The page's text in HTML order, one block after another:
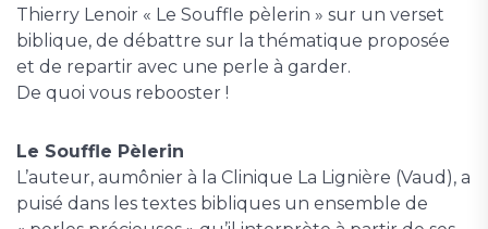
Thierry Lenoir « Le Souffle pèlerin » sur un verset
biblique, de débattre sur la thématique proposée
et de repartir avec une perle à garder.
De quoi vous rebooster !
Le Souffle Pèlerin
L’auteur, aumônier à la Clinique La Lignière (Vaud), a
puisé dans les textes bibliques un ensemble de